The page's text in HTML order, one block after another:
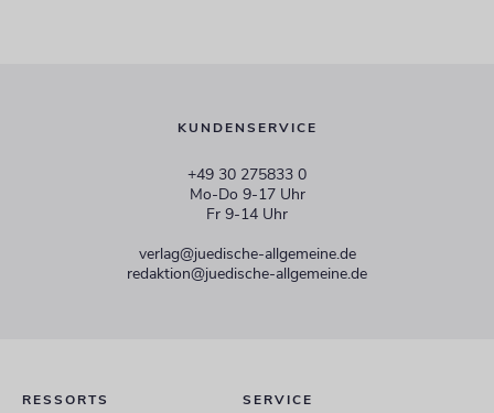
KUNDENSERVICE
+49 30 275833 0
Mo-Do 9-17 Uhr
Fr 9-14 Uhr
verlag@juedische-allgemeine.de
redaktion@juedische-allgemeine.de
RESSORTS SERVICE